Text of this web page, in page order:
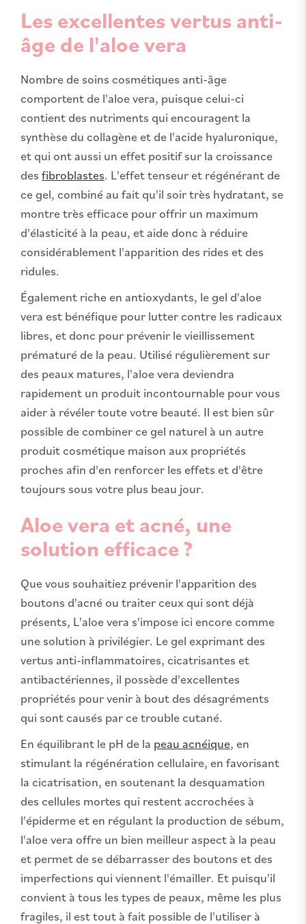
Les excellentes vertus anti-
âge de l'aloe vera
Nombre de soins cosmétiques anti-âge
comportent de l'aloe vera, puisque celui-ci
contient des nutriments qui encouragent la
synthèse du collagène et de l'acide hyaluronique,
et qui ont aussi un effet positif sur la croissance
des fibroblastes. L'effet tenseur et régénérant de
ce gel, combiné au fait qu'il soir très hydratant, se
montre très efficace pour offrir un maximum
d'élasticité à la peau, et aide donc à réduire
considérablement l'apparition des rides et des
ridules.
Également riche en antioxydants, le gel d'aloe
vera est bénéfique pour lutter contre les radicaux
libres, et donc pour prévenir le vieillissement
prématuré de la peau. Utilisé régulièrement sur
des peaux matures, l'aloe vera deviendra
rapidement un produit incontournable pour vous
aider à révéler toute votre beauté. Il est bien sûr
possible de combiner ce gel naturel à un autre
produit cosmétique maison aux propriétés
proches afin d'en renforcer les effets et d'être
toujours sous votre plus beau jour.
Aloe vera et acné, une
solution efficace ?
Que vous souhaitiez prévenir l'apparition des
boutons d'acné ou traiter ceux qui sont déjà
présents, L'aloe vera s'impose ici encore comme
une solution à privilégier. Le gel exprimant des
vertus anti-inflammatoires, cicatrisantes et
antibactériennes, il possède d'excellentes
propriétés pour venir à bout des désagréments
qui sont causés par ce trouble cutané.
En équilibrant le pH de la peau acnéique, en
stimulant la régénération cellulaire, en favorisant
la cicatrisation, en soutenant la desquamation
des cellules mortes qui restent accrochées à
l'épiderme et en régulant la production de sébum,
l'aloe vera offre un bien meilleur aspect à la peau
et permet de se débarrasser des boutons et des
imperfections qui viennent l'émailler. Et puisqu'il
convient à tous les types de peaux, même les plus
fragiles, il est tout à fait possible de l'utiliser à